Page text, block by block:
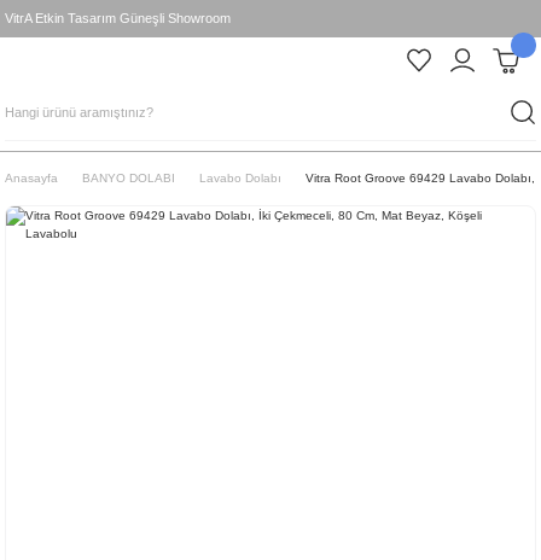
VitrA Etkin Tasarım Güneşli Showroom
Anasayfa BANYO DOLABI Lavabo Dolabı Vitra Root Groove 69429 Lavabo